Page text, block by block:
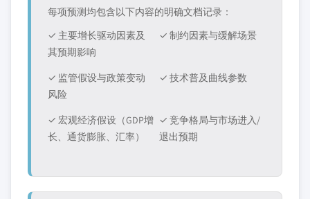
每项预测均包含以下内容的明确文档记录：
✓ 主要增长驱动因素及
其预期影响
✓ 制约因素与缓解场景
✓ 监管假设与政策变动
风险
✓ 技术普及曲线参数
✓ 宏观经济假设（GDP增
长、通货膨胀、汇率）
✓ 竞争格局与市场进入/
退出预期